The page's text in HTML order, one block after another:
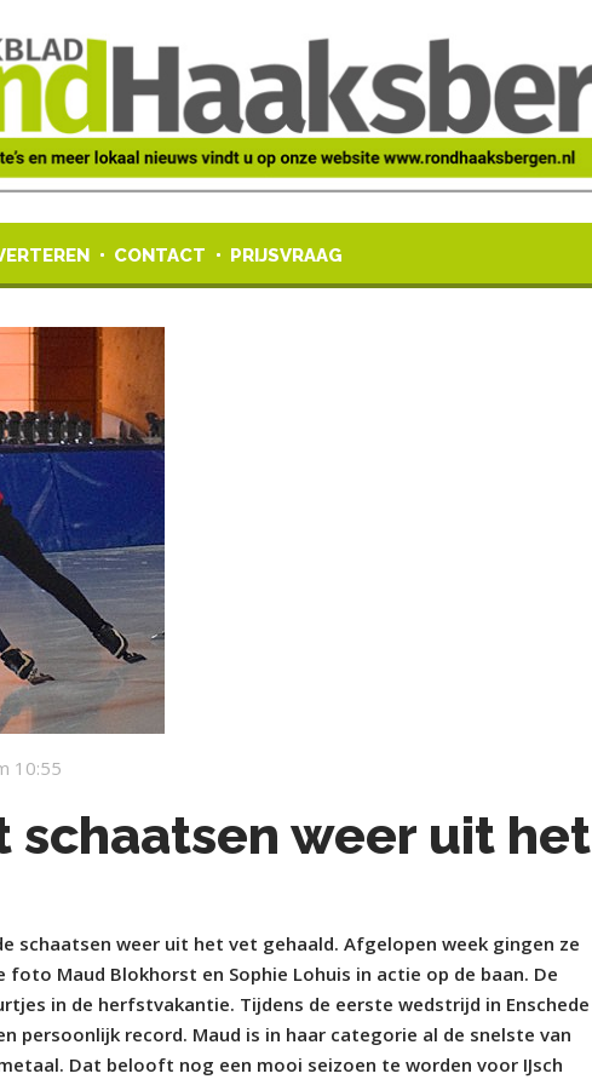
CONTACT PRIJSVRAAG
10:55
schaatsen weer uit het
de schaatsen weer uit het vet gehaald. Afgelopen week gingen ze
Maud Blokhorst en Sophie Lohuis in actie op de baan. De
in de herfstvakantie. Tijdens de eerste wedstrijd in Enschede
persoonlijk record. Maud is in haar categorie al de snelste van
Dat belooft nog een mooi seizoen te worden voor IJsch